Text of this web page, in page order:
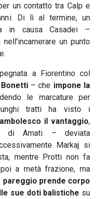
un contatto tra Calp e
Di lì al termine, un
in causa Casadei –
un punto
a Fiorentino col
– che impone la
le marcature per
tratti ha visto i
il vantaggio,
di Amati – deviata
Markaj si
mentre Protti non fa
a metà frazione, ma
pareggio prende corpo
sue doti balistiche su